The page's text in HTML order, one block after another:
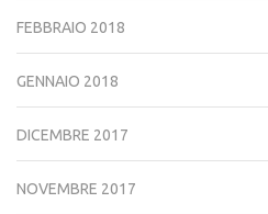
FEBBRAIO 2018
GENNAIO 2018
DICEMBRE 2017
NOVEMBRE 2017